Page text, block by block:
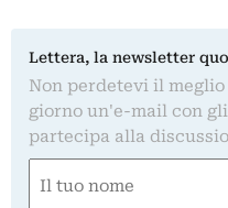
Lettera, la newsletter
Non perdetevi il
giorno un'e-mail con
partecipa alla
(Required)